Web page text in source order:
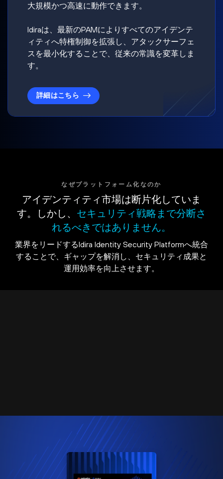
大規模かつ高速に動作できます。
Idiraは、最新のPAMによりすべてのアイデンテ
ィティへ特権制御を拡張し、アタックサーフェ
スを最小化することで、従来の常識を変革しま
す。
詳細はこちら
なぜプラットフォーム化なのか
アイデンティティ市場は断片化していま
す。しかし、 セキュリティ戦略まで分断さ
れるべきではありません。
業界をリードするIdira Identity Security Platformへ統合
することで、ギャップを解消し、セキュリティ成果と
運用効率を向上させます。